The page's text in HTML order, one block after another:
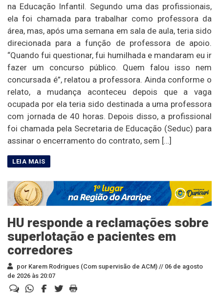
na Educação Infantil. Segundo uma das profissionais,
ela foi chamada para trabalhar como professora da
área, mas, após uma semana em sala de aula, teria sido
direcionada para a função de professora de apoio.
“Quando fui questionar, fui humilhada e mandaram eu ir
fazer um concurso público. Quem falou isso nem
concursada é”, relatou a professora. Ainda conforme o
relato, a mudança aconteceu depois que a vaga
ocupada por ela teria sido destinada a uma professora
com jornada de 40 horas. Depois disso, a profissional
foi chamada pela Secretaria de Educação (Seduc) para
assinar o encerramento do contrato, sem […]
HU responde a reclamações sobre
superlotação e pacientes em
corredores
por Karem Rodrigues (Com supervisão de ACM) // 06 de agosto
de 2026 às 20:07